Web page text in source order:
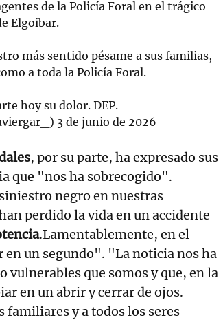
de la Policía Foral en el trágico
Elgoibar.
más sentido pésame a sus familias,
a toda la Policía Foral.
hoy su dolor. DEP.
3 de junio de 2026
, por su parte, ha expresado sus
que "nos ha sobrecogido".
negro en nuestras
perdido la vida en un accidente
.Lamentablemente, en el
en un segundo". "La noticia nos ha
vulnerables que somos y que, en la
en un abrir y cerrar de ojos.
familiares y a todos los seres